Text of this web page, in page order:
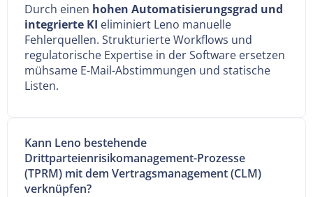
Durch einen hohen Automatisierungsgrad und
integrierte KI eliminiert Leno manuelle
Fehlerquellen. Strukturierte Workflows und
regulatorische Expertise in der Software ersetzen
mühsame E-Mail-Abstimmungen und statische
Listen.
Kann Leno bestehende
Drittparteienrisikomanagement-Prozesse
(TPRM) mit dem Vertragsmanagement (CLM)
verknüpfen?